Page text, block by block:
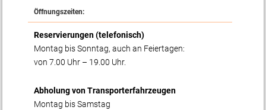
Öffnungszeiten:
Reservierungen (telefonisch)
Montag bis Sonntag, auch an Feiertagen:
von 7.00 Uhr – 19.00 Uhr.
Abholung von Transporterfahrzeugen
Montag bis Samstag